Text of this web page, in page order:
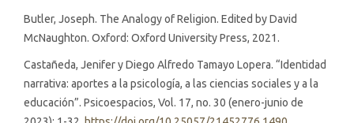
Butler, Joseph. The Analogy of Religion. Edited by David
McNaughton. Oxford: Oxford University Press, 2021.
Castañeda, Jenifer y Diego Alfredo Tamayo Lopera. “Identidad
narrativa: aportes a la psicología, a las ciencias sociales y a la
educación”. Psicoespacios, Vol. 17, no. 30 (enero-junio de